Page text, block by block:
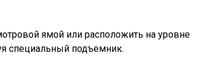
ямой или расположить на уровне
специальный подъемник.